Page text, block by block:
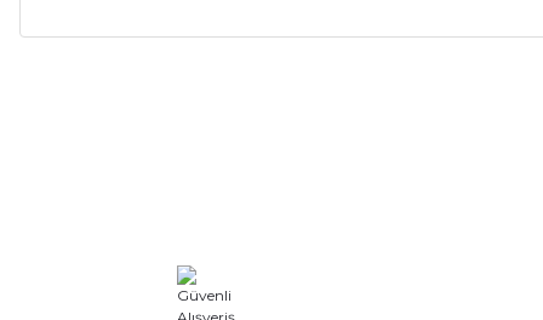
Ürün fiyatı diğer sitelerden daha pahalı.
Bu ürüne benzer farklı alternatifler olmalı.